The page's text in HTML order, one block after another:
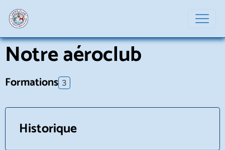
Notre aéroclub
Formations 3
Historique